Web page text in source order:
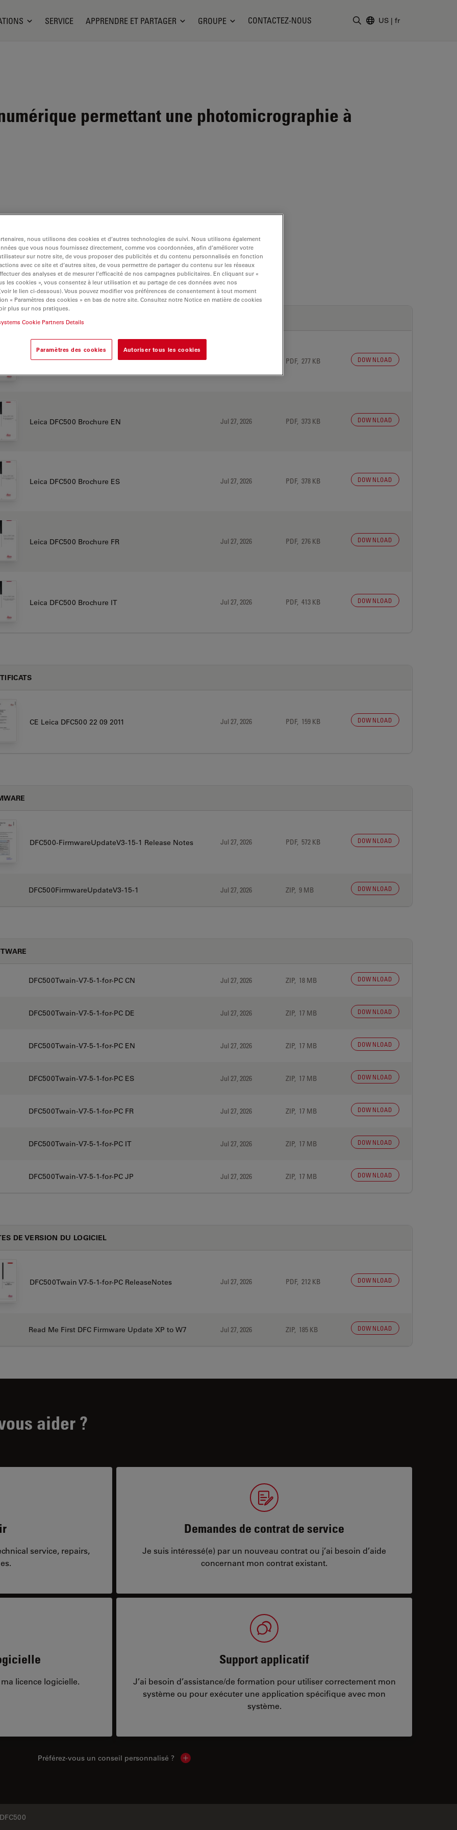
SERVICE APPRENDRE ET PARTAGER GROUPE CONTACTEZ-NOUS US | fr
permettant une photomicrographie à
OR FLYER
Leica DFC500 Brochure DE PDF, 277 KB DOWNLOAD
Leica DFC500 Brochure EN Jul 27, 2026 PDF, 373 KB DOWNLOAD
Leica DFC500 Brochure ES Jul 27, 2026 PDF, 378 KB DOWNLOAD
Leica DFC500 Brochure FR Jul 27, 2026 PDF, 276 KB DOWNLOAD
Leica DFC500 Brochure IT Jul 27, 2026 PDF, 413 KB DOWNLOAD
CE Leica DFC500 22 09 2011 Jul 27, 2026 PDF, 159 KB DOWNLOAD
DFC500-FirmwareUpdateV3-15-1 Release Notes Jul 27, 2026 PDF, 572 KB DOWNLOAD
DFC500FirmwareUpdateV3-15-1 Jul 27, 2026 ZIP, 9 MB DOWNLOAD
DFC500Twain-V7-5-1-for-PC CN Jul 27, 2026 ZIP, 18 MB DOWNLOAD
DFC500Twain-V7-5-1-for-PC DE Jul 27, 2026 ZIP, 17 MB DOWNLOAD
DFC500Twain-V7-5-1-for-PC EN Jul 27, 2026 ZIP, 17 MB DOWNLOAD
DFC500Twain-V7-5-1-for-PC ES Jul 27, 2026 ZIP, 17 MB DOWNLOAD
DFC500Twain-V7-5-1-for-PC FR Jul 27, 2026 ZIP, 17 MB DOWNLOAD
DFC500Twain-V7-5-1-for-PC IT Jul 27, 2026 ZIP, 17 MB DOWNLOAD
DFC500Twain-V7-5-1-for-PC JP Jul 27, 2026 ZIP, 17 MB DOWNLOAD
DE VERSION DU LOGICIEL
DFC500Twain V7-5-1-for-PC ReleaseNotes Jul 27, 2026 PDF, 212 KB DOWNLOAD
Read Me First DFC Firmware Update XP to W7 Jul 27, 2026 ZIP, 185 KB DOWNLOAD
aider ?
service, repairs,
Demandes de contrat de service
Je suis intéressé(e) par un nouveau contrat ou j’ai besoin d’aide
concernant mon contrat existant.
licence logicielle.
Support applicatif
J’ai besoin d’assistance/de formation pour utiliser correctement mon
système ou pour exécuter une application spécifique avec mon
système.
Préférez-vous un conseil personnalisé ? Show local contacts
DFC500
nous utilisons des cookies et d’autres technologies de suivi. Nous utilisons également
que vous nous fournissez directement, comme vos coordonnées, afin d’améliorer votre
sur notre site, de vous proposer des publicités et du contenu personnalisés en fonction
avec ce site et d’autres sites, de vous permettre de partager du contenu sur les réseaux
des analyses et de mesurer l’efficacité de nos campagnes publicitaires. En cliquant sur «
les cookies », vous consentez à leur utilisation et au partage de ces données avec nos
le lien ci-dessous). Vous pouvez modifier vos préférences de consentement à tout moment
« Paramètres des cookies » en bas de notre site. Consultez notre Notice en matière de cookies
plus sur nos pratiques.
Cookie Partners Details
Paramètres des cookies Autoriser tous les cookies